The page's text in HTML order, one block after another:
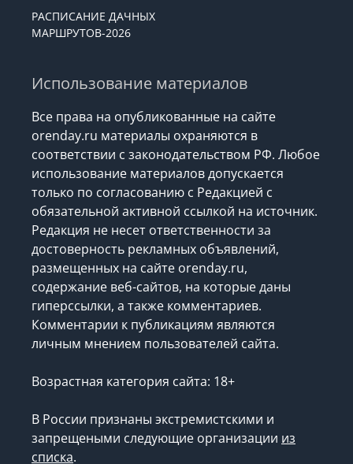
РАСПИСАНИЕ ДАЧНЫХ
МАРШРУТОВ-2026
Использование материалов
Все права на опубликованные на сайте
orenday.ru материалы охраняются в
соответствии с законодательством РФ. Любое
использование материалов допускается
только по согласованию с Редакцией с
обязательной активной ссылкой на источник.
Редакция не несет ответственности за
достоверность рекламных объявлений,
размещенных на сайте orenday.ru,
содержание веб-сайтов, на которые даны
гиперссылки, а также комментариев.
Комментарии к публикациям являются
личным мнением пользователей сайта.
Возрастная категория сайта: 18+
В России признаны экстремистскими и
запрещеными следующие организации из
списка.